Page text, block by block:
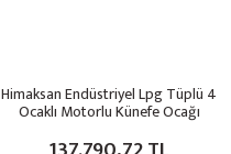
Himaksan Endüstriyel Lpg Tüplü 4
Ocaklı Motorlu Künefe Ocağı
Makinesi HMK-AMKNFOG4-G